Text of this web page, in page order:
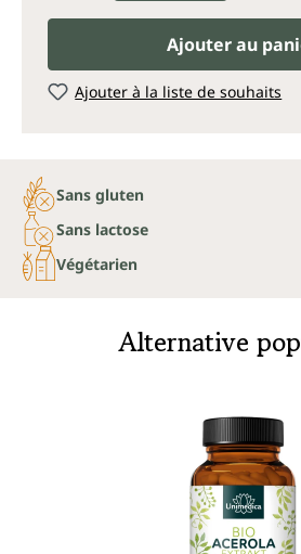
Ajouter au
Ajouter à la liste de souhaits
Sans gluten
Sans lactose
Végétarien
Alternative